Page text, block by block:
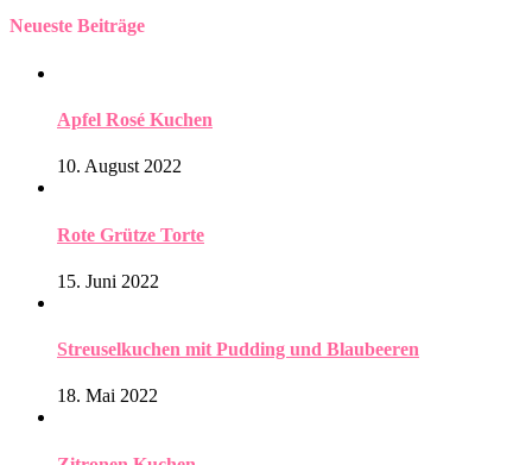
Neueste Beiträge
Apfel Rosé Kuchen
10. August 2022
Rote Grütze Torte
15. Juni 2022
Streuselkuchen mit Pudding und Blaubeeren
18. Mai 2022